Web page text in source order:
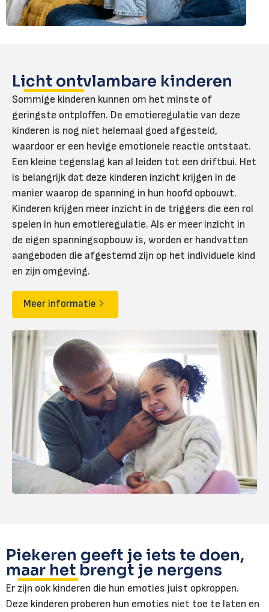
Licht ontvlambare kinderen
Sommige kinderen kunnen om het minste of
geringste ontploffen. De emotieregulatie van deze
kinderen is nog niet helemaal goed afgesteld,
waardoor er een hevige emotionele reactie ontstaat.
Een kleine tegenslag kan al leiden tot een driftbui. Het
is belangrijk dat deze kinderen inzicht krijgen in de
manier waarop de spanning in hun hoofd opbouwt.
Kinderen krijgen meer inzicht in de triggers die een rol
spelen in hun emotieregulatie. Als er meer inzicht in
de eigen spanningsopbouw is, worden er handvatten
aangeboden die afgestemd zijn op het individuele kind
en zijn omgeving.
Meer informatie
Piekeren geeft je iets te doen,
maar het brengt je nergens
Er zijn ook kinderen die hun emoties juist opkroppen.
Deze kinderen proberen hun emoties niet toe te laten en